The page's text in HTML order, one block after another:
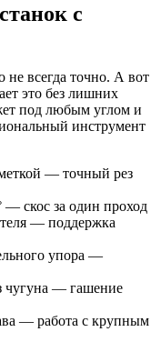
с
всегда точно. А вот
это без лишних
под любым углом и
инструмент
— точный рез
скос за один проход
— поддержка
упора —
чугуна — гашение
— работа с крупным